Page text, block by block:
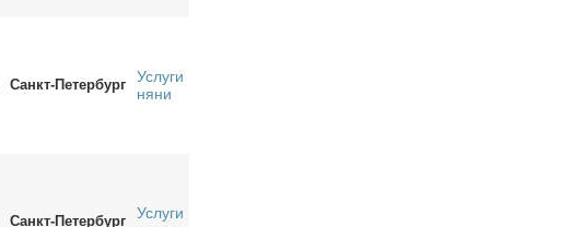
Санкт-Петербург
Услуги
няни
Санкт-Петербург
Услуги